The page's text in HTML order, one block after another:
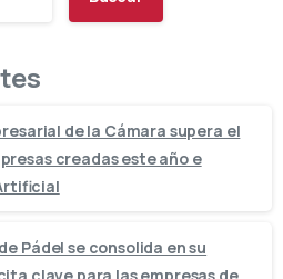
de la Cámara supera el
creadas este año e
Pádel se consolida en su